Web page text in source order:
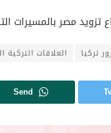
تزويد مصر بالمسيرات
تركيا العلاقات التركية
Send